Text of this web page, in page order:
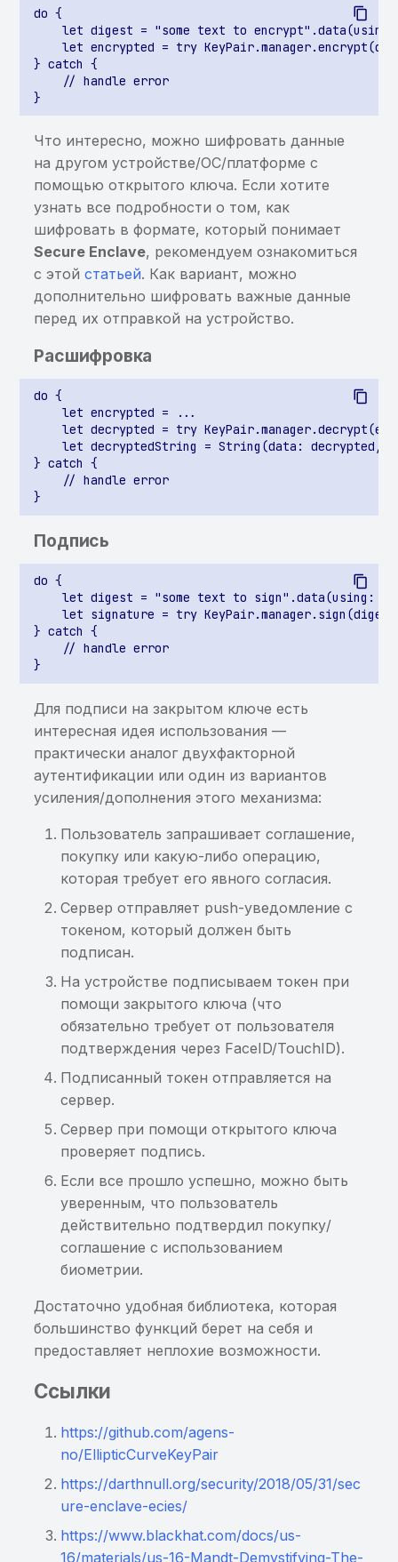
Потенциально
чувствительная
информация, найденная
энтропийным анализом
информации в
сообщения WebSocket
Возможность перезаписи
файлов в приватной
директории приложения
при работе с zip-
архивами
сторонних сервисов в
do {
let digest = "some text to
let encrypted = try
} catch {
    // handle error
Что интересно, можно шифровать данные
на другом устройстве/ОС/платформе с
помощью открытого ключа. Если хотите
узнать все подробности о том, как
шифровать в формате, который понимает
Secure Enclave, рекомендуем ознакомиться
с этойстатьей. Как вариант, можно
дополнительно шифровать важные данные
перед их отправкой на устройство.
Расшифровка
do {
    let encrypted = ...
let decrypted = try
let decryptedString = String(data: decrypted,
} catch {
    // handle error
Подпись
do {
let digest = "some text to sign".data(using:
let signature = try
} catch {
    // handle error
Для подписи на закрытом ключе есть
интересная идея использования —
практически аналог двухфакторной
аутентификации или один из вариантов
усиления/дополнения этого механизма:
Пользователь запрашивает соглашение,
покупку или какую-либо операцию,
которая требует его явного согласия.
Сервер отправляет push-уведомление с
токеном, который должен быть
подписан.
На устройстве подписываем токен при
помощи закрытого ключа (что
обязательно требует от пользователя
подтверждения через FaceID/TouchID).
Подписанный токен отправляется на
сервер.
Сервер при помощи открытого ключа
проверяет подпись.
Если все прошло успешно, можно быть
уверенным, что пользователь
действительно подтвердил покупку/
соглашение с использованием
биометрии.
Достаточно удобная библиотека, которая
большинство функций берет на себя и
предоставляет неплохие возможности.
Ссылки
https://github.com/agens-
no/EllipticCurveKeyPair
https://darthnull.org/security/2018/05/31/sec
ure-enclave-ecies/
https://www.blackhat.com/docs/us-
16/materials/us-16-Mandt-Demystifying-The-